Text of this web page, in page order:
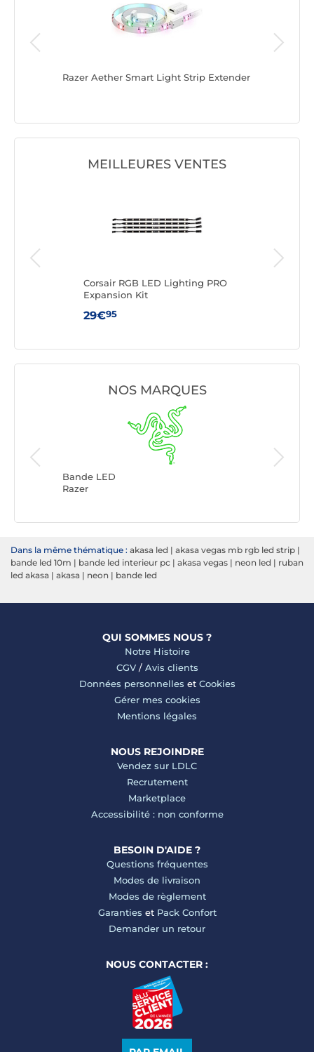
Razer Aether Smart Light Strip Extender
MEILLEURES VENTES
Corsair RGB LED Lighting PRO
Expansion Kit
29€95
NOS MARQUES
Bande LED
Razer
Bande
Lian Li
Dans la même thématique : akasa led | akasa vegas mb rgb led strip |
bande led 10m | bande led interieur pc | akasa vegas | neon led | ruban
led akasa | akasa | neon | bande led
QUI SOMMES NOUS ?
Notre Histoire
CGV/ Avis clients
Données personnelles et Cookies
Gérer mes cookies
Mentions légales
NOUS REJOINDRE
Vendez sur LDLC
Recrutement
Marketplace
Accessibilité : non conforme
BESOIN D'AIDE ?
Questions fréquentes
Modes de livraison
Modes de règlement
Garanties et Pack Confort
Demander un retour
NOUS CONTACTER :